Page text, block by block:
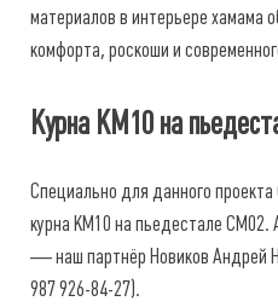
материалов в интерьере хамама
комфорта, роскоши и
Курна КМ10 на
Специально для данного
курна КМ10 на пьедестале СМ02.
— наш партнёр Новиков Андрей
987 926-84-27).